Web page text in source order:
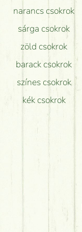
narancs csokrok
sárga csokrok
zöld csokrok
barack csokrok
színes csokrok
kék csokrok